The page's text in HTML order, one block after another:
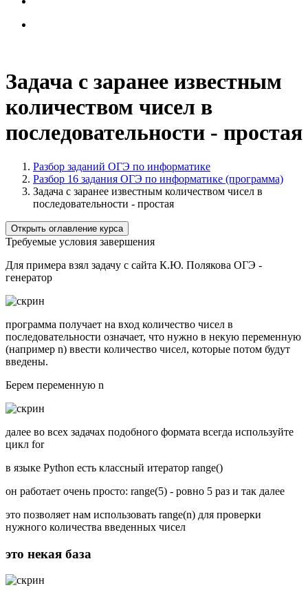
Задача с заранее известным
количеством чисел в
последовательности - простая
Разбор заданий ОГЭ по информатике
Разбор 16 задания ОГЭ по информатике (программа)
Задача с заранее известным количеством чисел в
последовательности - простая
Открыть оглавление курса
Требуемые условия завершения
Для примера взял задачу с сайта К.Ю. Полякова ОГЭ -
генератор
программа получает на вход количество чисел в
последовательности означает, что нужно в некую переменную
(например n) ввести количество чисел, которые потом будут
введены.
Берем переменную n
далее во всех задачах подобного формата всегда используйте
цикл for
в языке Python есть классный итератор range()
он работает очень просто: range(5) - ровно 5 раз и так далее
это позволяет нам использовать range(n) для проверки
нужного количества введенных чисел
это некая база